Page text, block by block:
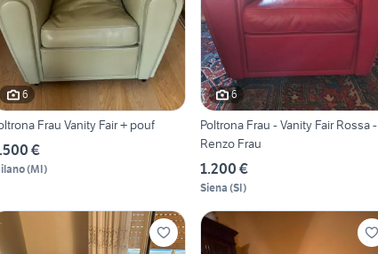
6
Frau Vanity Fair + pouf
€
(MI)
6
Poltrona Frau - Vanity Fair Rossa -
Renzo Frau
1.200 €
Siena (SI)